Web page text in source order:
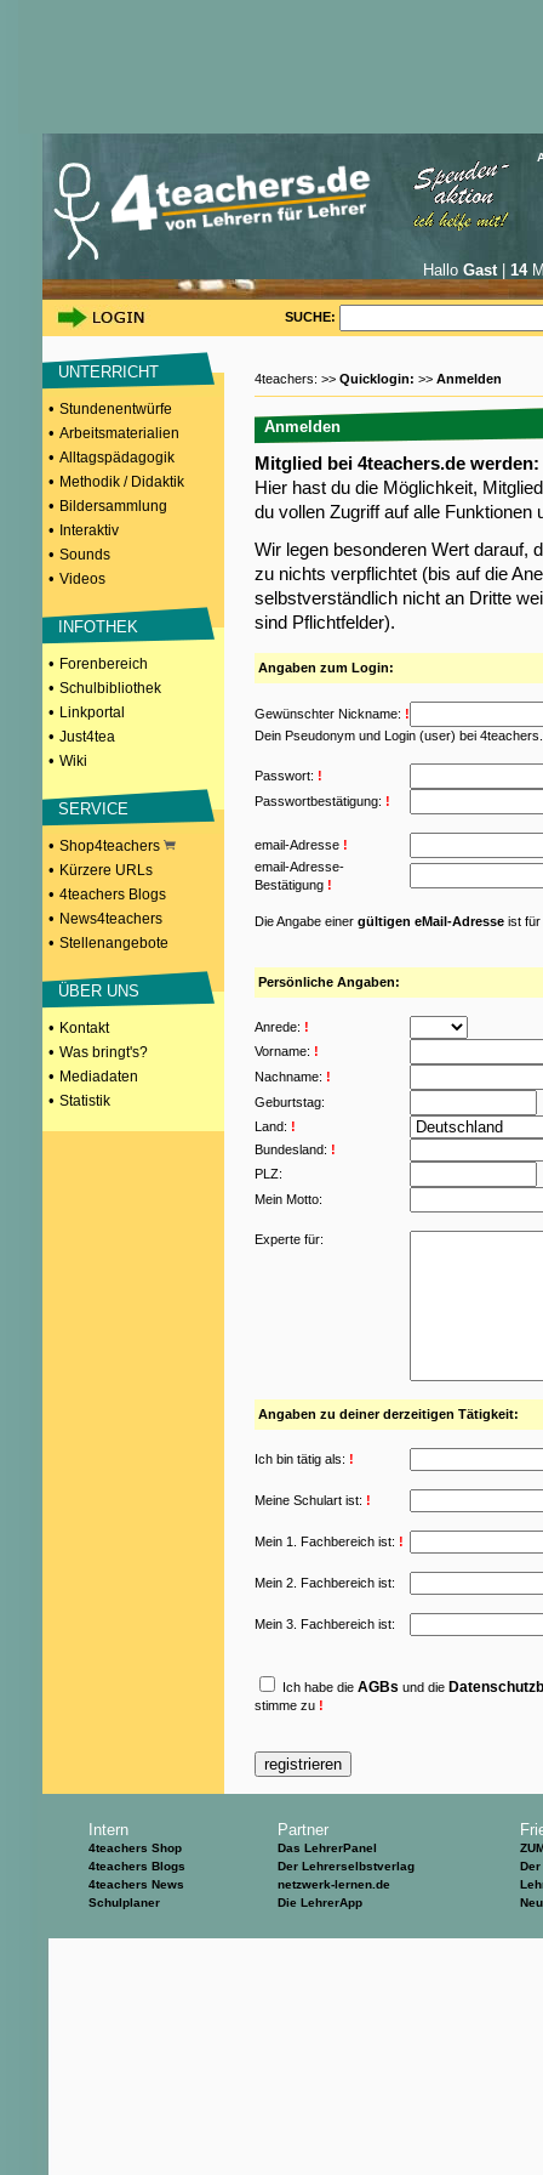
Hallo Gast| 14
SUCHE:
UNTERRICHT
• Stundenentwürfe
• Arbeitsmaterialien
• Alltagspädagogik
• Methodik / Didaktik
• Bildersammlung
• Interaktiv
• Sounds
• Videos
INFOTHEK
• Forenbereich
• Schulbibliothek
• Linkportal
• Just4tea
• Wiki
SERVICE
• Shop4teachers
• Kürzere URLs
• 4teachers Blogs
• News4teachers
• Stellenangebote
ÜBER UNS
• Kontakt
• Was bringt's?
• Mediadaten
• Statistik
4teachers: >> Quicklogin: >> Anmelden
Anmelden
Mitglied bei 4teachers.de werden:
Hier hast du die Möglichkeit,
du vollen Zugriff auf alle Funktionen
Wir legen besonderen Wert darauf,
zu nichts verpflichtet (bis auf die
selbstverständlich nicht an Dritte
sind Pflichtfelder).
Angaben zum Login:
Gewünschter Nickname: !
Dein Pseudonym und Login (user) bei
Passwort: !
Passwortbestätigung: !
email-Adresse !
email-Adresse-
Bestätigung !
Die Angabe einer gültigen eMail-Adresse ist für
Persönliche Angaben:
Anrede: !
Vorname: !
Nachname: !
Geburtstag:
Land: !
Bundesland: !
PLZ:
Mein Motto:
Experte für:
Angaben zu deiner derzeitigen Tätigkeit:
Ich bin tätig als: !
Meine Schulart ist: !
Mein 1. Fachbereich ist: !
Mein 2. Fachbereich ist:
Mein 3. Fachbereich ist:
Ich habe die AGBs und die
stimme zu !
Intern
4teachers Shop
4teachers Blogs
4teachers News
Schulplaner
Partner
Das LehrerPanel
Der Lehrerselbstverlag
netzwerk-lernen.de
Die LehrerApp